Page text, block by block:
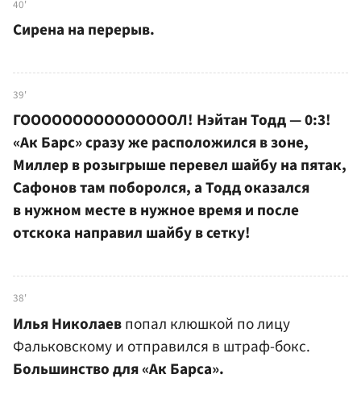
40'
Сирена на перерыв.
39'
ГОООООООООООООООЛ! Нэйтан Тодд — 0:3!
«Ак Барс» сразу же расположился в зоне,
Миллер в розыгрыше перевел шайбу на пятак,
Сафонов там поборолся, а Тодд оказался
в нужном месте в нужное время и после
отскока направил шайбу в сетку!
38'
Илья Николаевпопал клюшкой по лицу
Фальковскому и отправился в штраф-бокс.
Большинство для «Ак Барса».